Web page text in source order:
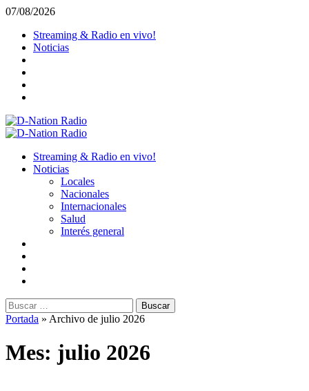
Saltar
contenido
07/08/2026
Streaming & Radio en vivo!
Noticias
Menú
Streaming & Radio en vivo!
Noticias
Locales
Nacionales
Internacionales
Salud
Interés general
Buscar:
Portada » Archivo de julio 2026
Mes: julio 2026